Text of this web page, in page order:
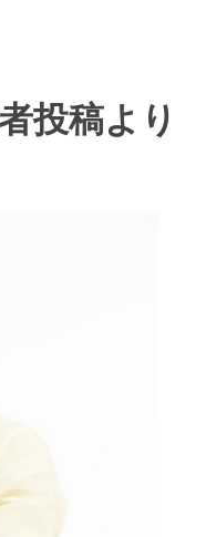
投稿より